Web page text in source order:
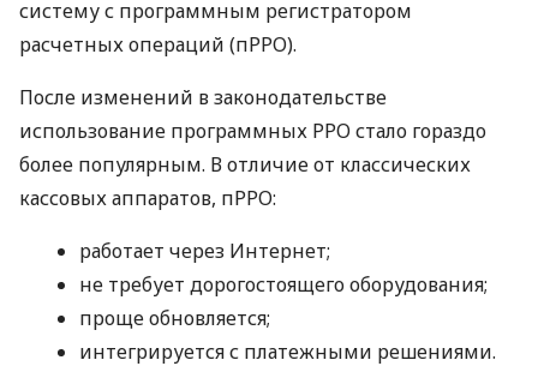
систему с программным регистратором
расчетных операций (пРРО).
После изменений в законодательстве
использование программных РРО стало гораздо
более популярным. В отличие от классических
кассовых аппаратов, пРРО:
работает через Интернет;
не требует дорогостоящего оборудования;
проще обновляется;
интегрируется с платежными решениями.